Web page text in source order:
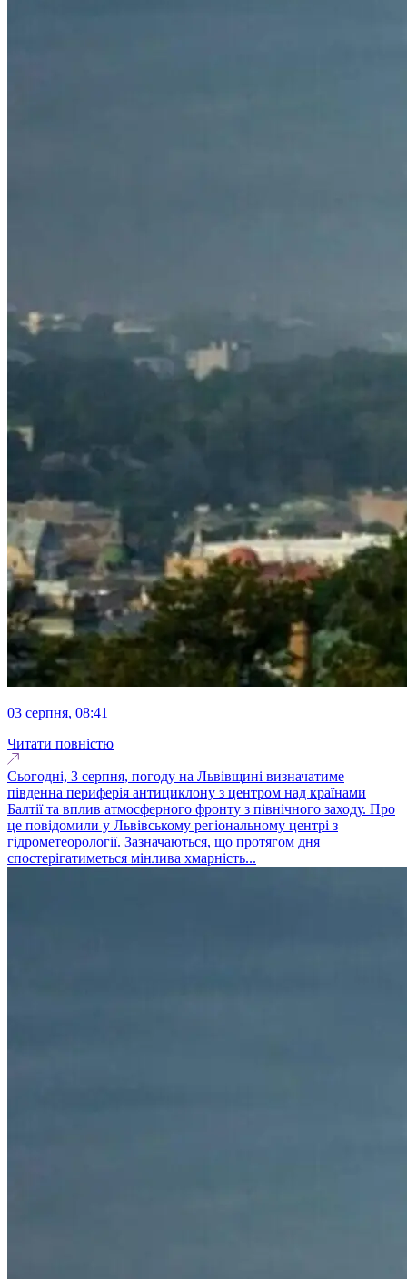
03 серпня, 08:41
Читати повністю
Сьогодні, 3 серпня, погоду на Львівщині визначатиме
південна периферія антициклону з центром над країнами
Балтії та вплив атмосферного фронту з північного заходу. Про
це повідомили у Львівському регіональному центрі з
гідрометеорології. Зазначаються, що протягом дня
спостерігатиметься мінлива хмарність...